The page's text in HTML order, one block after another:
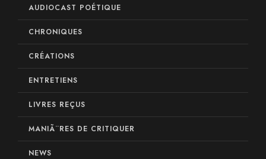
AUDIOCAST POÉTIQUE
CHRONIQUES
CRÉATIONS
ENTRETIENS
LIVRES REÇUS
MANIÃ¨RES DE CRITIQUER
NEWS